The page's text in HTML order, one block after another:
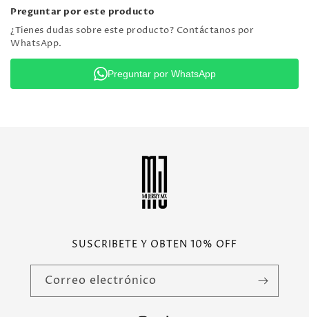
Preguntar por este producto
¿Tienes dudas sobre este producto? Contáctanos por
WhatsApp.
Preguntar por WhatsApp
SUSCRIBETE Y OBTEN 10% OFF
Correo electrónico